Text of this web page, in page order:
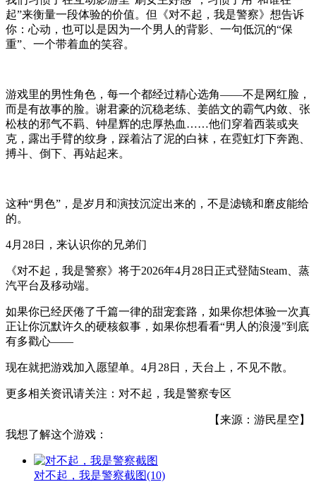
起”来衡量一段体验的价值。但《对不起，我是警察》想告诉
你：心动，也可以是因为一个男人的背影、一句低沉的“保
重”、一个带着血的笑容。
游戏里的男性角色，每一个都经过精心选角——不是网红脸，
而是有故事的脸。谢君豪的沉稳老练、姜皓文的霸气内敛、张
松枝的邪气不羁、钟星辉的忠厚热血……他们穿着西装或夹
克，露出手臂的纹身，踩着沾了泥的白袜，在霓虹灯下奔跑、
搏斗、倒下、再站起来。
这种“男色”，是岁月和演技沉淀出来的，不是滤镜和磨皮能给
的。
4月28日，来认识你的兄弟们
《对不起，我是警察》将于2026年4月28日正式登陆Steam、蒸
汽平台及移动端。
如果你已经厌倦了千篇一律的甜宠套路，如果你想体验一次真
正让你沉默许久的硬核叙事，如果你想看看“男人的浪漫”到底
有多戳心——
现在就把游戏加入愿望单。4月28日，天台上，不见不散。
更多相关资讯请关注：对不起，我是警察专区
【来源：游民星空】
我想了解这个游戏：
对不起，我是警察截图(10)